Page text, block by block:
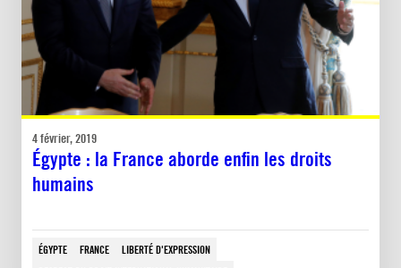
4 février, 2019
Égypte : la France aborde enfin les droits
humains
ÉGYPTE FRANCE
LIBERTÉ D'EXPRESSION